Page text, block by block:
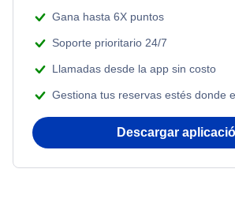
Gana hasta 6X puntos
Soporte prioritario 24/7
Llamadas desde la app sin costo
Gestiona tus reservas estés donde
Descargar